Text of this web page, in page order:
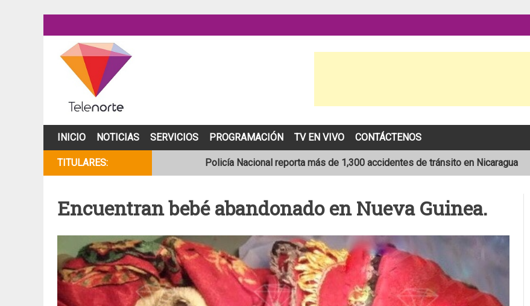
to
content
INICIO NOTICIAS SERVICIOS PROGRAMACIÓN TV EN VIVO CONTÁCTENOS
TITULARES: Policía Nacional reporta más de 1,300 accidentes de tránsito en Nicaragua
Joven motociclista de 19 años muere en trágico accidente de tránsito en León
Encuentran bebé abandonado en Nueva Guinea.